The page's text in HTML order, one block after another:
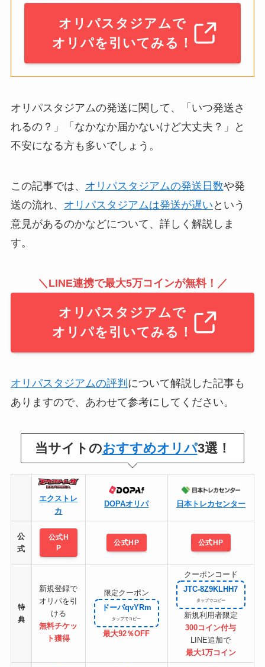
オリパスタジアムで
オリパを引いてみる！
オリパスタジアムの発送に関して、「いつ発送さ
れるの？」「なかなか届かないけど大丈夫？」と
不安になる方も多いでしょう。
この記事では、 オリパスタジアムの発送日数や発
送の流れ、 オリパスタジアムは発送が遅い という
意見があるのかなどについて、詳しく解説しま
す。
＼LINE連携で最大5万コインが無料！／
オリパスタジアムで
オリパを引いてみる！
オリパスタジアムの評判 について解説した記事も
ありますので、あわせて参考にしてください。
当サイトのおすすめオリパ3選！
エクストレ
カ
DOPAオリパ 日本トレカセンター
公
式
公式H
P
公式HP 公式HP
特
典
新規登録で
オリパを引
ける
無料チケッ
ト獲得
限定クーポン
ドーパqvYRm
最大92％OFF
クーポンコード
JTC-8Z9KLHH7
新規利用者限定
300コイン付与
LINE追加で
最大1万コイン